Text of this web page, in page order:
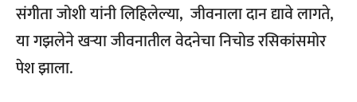
संगीता जोशी यांनी लिहिलेल्या, जीवनाला दान द्यावे लागते,
या गझलेने खर्‍या जीवनातील वेदनेचा निचोड रसिकांसमोर
पेश झाला.